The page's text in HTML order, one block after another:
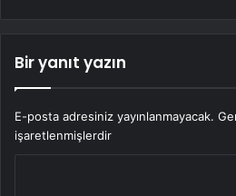
Bir yanıt yazın
E-posta adresiniz yayınlanmayacak.
işaretlenmişlerdir